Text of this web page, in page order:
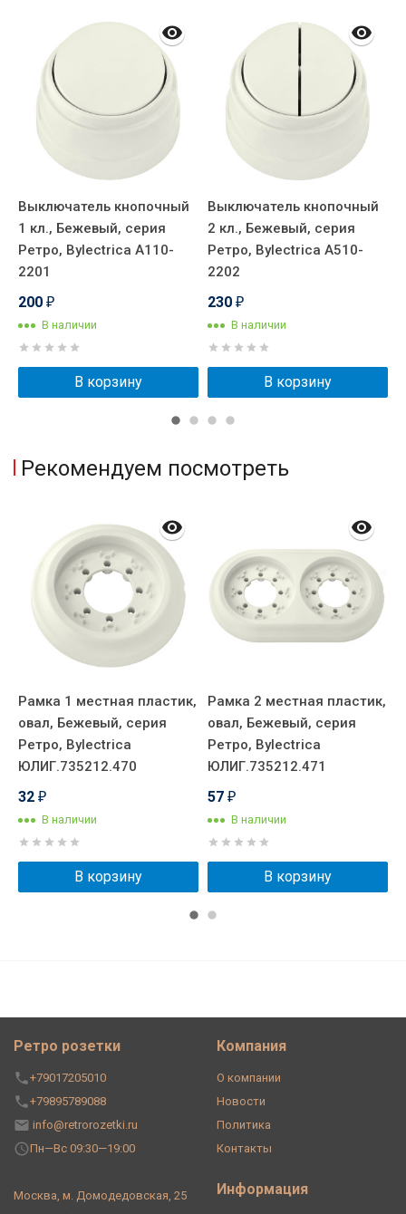
Выключатель кнопочный
1 кл., Бежевый, серия
Ретро, Bylectrica А110-
2201
200 ₽
В наличии
В корзину
Выключатель кнопочный
2 кл., Бежевый, серия
Ретро, Bylectrica А510-
2202
230 ₽
В наличии
В корзину
Рекомендуем посмотреть
Рамка 1 местная пластик,
овал, Бежевый, серия
Ретро, Bylectrica
ЮЛИГ.735212.470
32 ₽
В наличии
В корзину
Рамка 2 местная пластик,
овал, Бежевый, серия
Ретро, Bylectrica
ЮЛИГ.735212.471
57 ₽
В наличии
В корзину
Ретро розетки
+79017205010
+79895789088
info@retrorozetki.ru
Пн—Вс 09:30—19:00
Москва, м. Домодедовская, 25
Компания
О компании
Новости
Политика
Контакты
Информация